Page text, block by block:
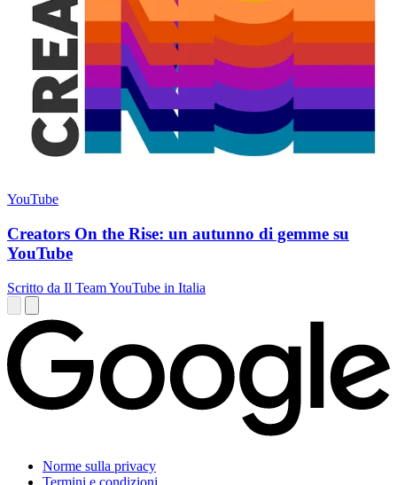
YouTube
Creators On the Rise: un autunno di gemme su
YouTube
Scritto da Il Team YouTube in Italia
Norme sulla privacy
Termini e condizioni